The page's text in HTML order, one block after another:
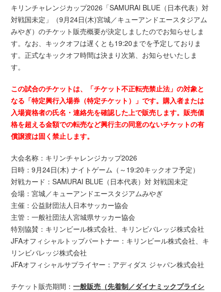
キリンチャレンジカップ2026「SAMURAI BLUE（日本代表）対
対戦国未定」（9月24日(木)宮城／キューアンドエースタジアム
みやぎ）のチケット販売概要が決定しましたのでお知らせしま
す。なお、キックオフは遅くとも19:20までを予定しておりま
す。正式なキックオフ時間は決まり次第、お知らせいたしま
す。
この試合のチケットは、「チケット不正転売禁止法」の対象と
なる「特定興行入場券（特定チケット）」です。購入者または
入場資格者の氏名・連絡先を確認した上で販売します。販売価
格を超える金額での転売など興行主の同意のないチケットの有
償譲渡は固く禁止します。
大会名称：キリンチャレンジカップ2026
日時：9月24日(木) ナイトゲーム（～19:20キックオフ予定）
対戦カード：SAMURAI BLUE（日本代表）対 対戦国未定
会場：宮城／キューアンドエースタジアムみやぎ
主催：公益財団法人日本サッカー協会
主管：一般社団法人宮城県サッカー協会
特別協賛：キリンビール株式会社、キリンビバレッジ株式会社
JFAオフィシャルトップパートナー：キリンビール株式会社、キ
リンビバレッジ株式会社
JFAオフィシャルサプライヤー：アディダス ジャパン株式会社
チケット販売期間：一般販売（先着制／ダイナミックプライシ